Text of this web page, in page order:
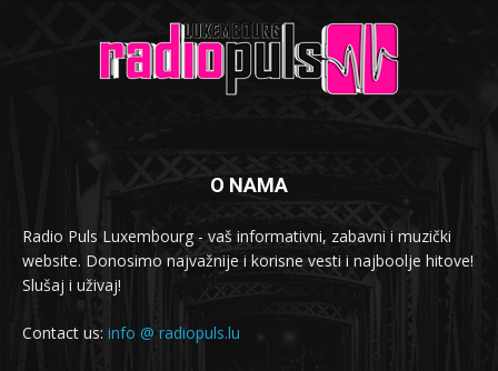
O NAMA
Radio Puls Luxembourg - vaš informativni, zabavni i muzički
website. Donosimo najvažnije i korisne vesti i najboolje hitove!
Slušaj i uživaj!
Contact us: info @ radiopuls.lu